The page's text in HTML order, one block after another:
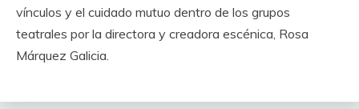
vínculos y el cuidado mutuo dentro de los grupos
teatrales por la directora y creadora escénica, Rosa
Márquez Galicia.